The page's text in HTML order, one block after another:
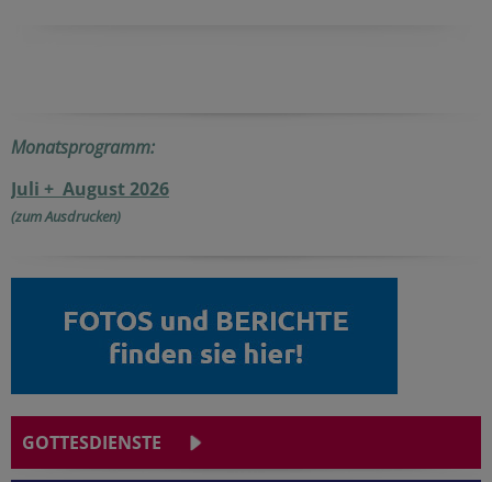
Monatsprogramm:
Juli + August 2026
(zum Ausdrucken)
GOTTESDIENSTE